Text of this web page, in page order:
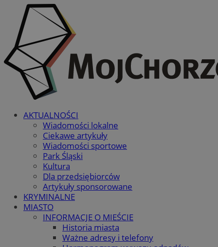
AKTUALNOŚCI
Wiadomości lokalne
Ciekawe artykuły
Wiadomości sportowe
Park Śląski
Kultura
Dla przedsiębiorców
Artykuły sponsorowane
KRYMINALNE
MIASTO
INFORMACJE O MIEŚCIE
Historia miasta
Ważne adresy i telefony